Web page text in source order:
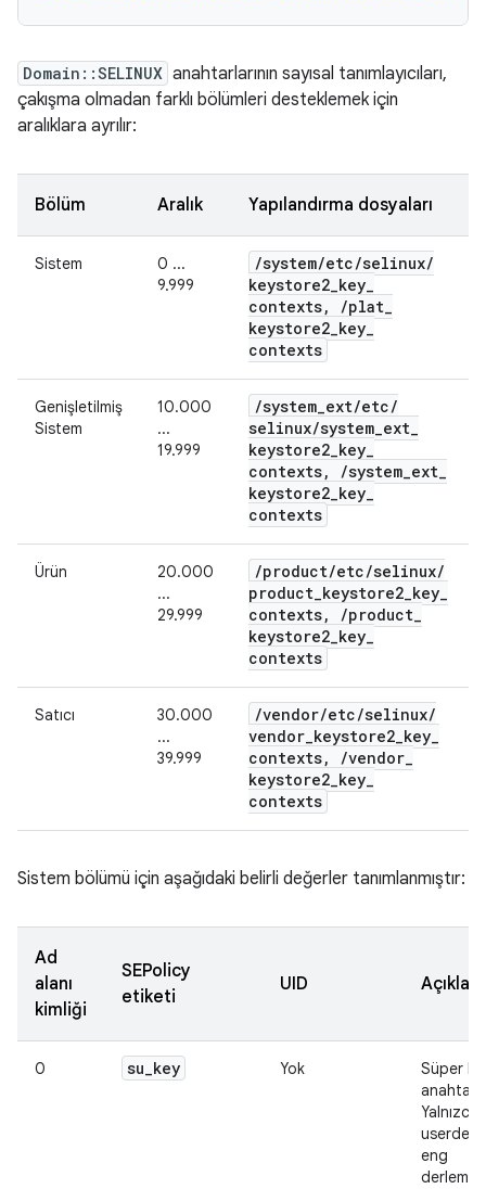
Domain::SELINUX anahtarlarının sayısal tanımlayıcıları,
çakışma olmadan farklı bölümleri desteklemek için
aralıklara ayrılır:
Bölüm Aralık Yapılandırma dosyaları
Sistem
0 ...
9.999
/system/etc/selinux/
keystore2_key_
contexts, /plat_
keystore2_key_
contexts
Genişletilmiş
Sistem
10.000
...
19.999
/system_ext/etc/
selinux/system_ext_
keystore2_key_
contexts, /system_ext_
keystore2_key_
contexts
Ürün
20.000
...
29.999
/product/etc/selinux/
product_keystore2_key_
contexts, /product_
keystore2_key_
contexts
Satıcı
30.000
...
39.999
/vendor/etc/selinux/
vendor_keystore2_key_
contexts, /vendor_
keystore2_key_
contexts
Sistem bölümü için aşağıdaki belirli değerler tanımlanmıştır:
Ad
alanı
kimliği
SEPolicy
etiketi
UID
0 su_key Yok
Süper
anahtarı.
Yalnızca
eng